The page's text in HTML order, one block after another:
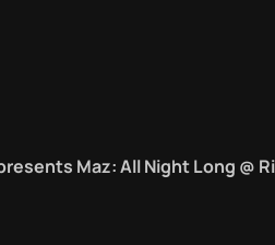
Maz: All Night Long @